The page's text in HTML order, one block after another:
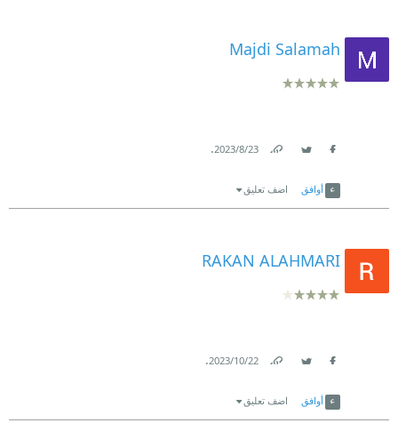
Majdi Salamah
23‏/8‏/2023
.
أوافق اضف تعليق
RAKAN ALAHMARI
22‏/10‏/2023
.
أوافق اضف تعليق